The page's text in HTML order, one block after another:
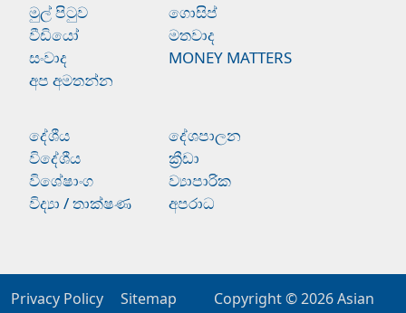
මුල් පිටුව
ගොසිප්
වීඩියෝ
මතවාද
සංවාද
MONEY MATTERS
අප අමතන්න
දේශීය
දේශපාලන
විදේශීය
ක්‍රීඩා
විශේෂාංග
ව්‍යාපාරික
විද්‍යා / තාක්ෂණ
අපරාධ
Privacy Policy Sitemap Copyright © 2026Asian